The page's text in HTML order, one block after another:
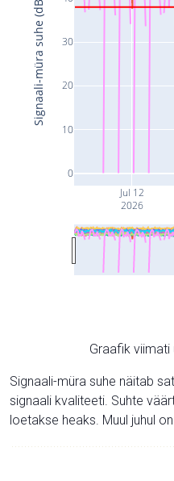
Jul 12
2026
0
10
20
30
Signaali-müra suhe (dB)
Graafik viimati
Signaali-müra suhe näitab
signaali kvaliteeti. Suhte
loetakse heaks. Muul juhul